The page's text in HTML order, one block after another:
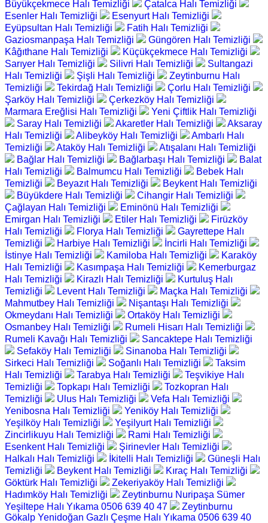
Büyükçekmece Halı Temizliği
Çatalca Halı Temizliği
Esenler Halı Temizliği
Esenyurt Halı Temizliği
Eyüpsultan Halı Temizliği
Fatih Halı Temizliği
Gaziosmanpaşa Halı Temizliği
Güngören Halı Temizliği
Kâğıthane Halı Temizliği
Küçükçekmece Halı Temizliği
Sarıyer Halı Temizliği
Silivri Halı Temizliği
Sultangazi
Halı Temizliği
Şişli Halı Temizliği
Zeytinburnu Halı
Temizliği
Tekirdağ Halı Temizliği
Çorlu Halı Temizliği
Şarköy Halı Temizliği
Çerkezköy Halı Temizliği
Marmara Ereğlisi Halı Temizliği
Yeni Çiftlik Halı Temizliği
Saray Halı Temizliği
Akaretler Halı Temizliği
Aksaray
Halı Temizliği
Alibeyköy Halı Temizliği
Ambarlı Halı
Temizliği
Ataköy Halı Temizliği
Atışalanı Halı Temizliği
Bağlar Halı Temizliği
Bağlarbaşı Halı Temizliği
Balat
Halı Temizliği
Balmumcu Halı Temizliği
Bebek Halı
Temizliği
Beyazıt Halı Temizliği
Beykent Halı Temizliği
Büyükdere Halı Temizliği
Cihangir Halı Temizliği
Çağlayan Halı Temizliği
Eminönü Halı Temizliği
Emirgan Halı Temizliği
Etiler Halı Temizliği
Firüzköy
Halı Temizliği
Florya Halı Temizliği
Gayrettepe Halı
Temizliği
Harbiye Halı Temizliği
İncirli Halı Temizliği
İstinye Halı Temizliği
Kamiloba Halı Temizliği
Karaköy
Halı Temizliği
Kasımpaşa Halı Temizliği
Kemerburgaz
Halı Temizliği
Kirazlı Halı Temizliği
Kurtuluş Halı
Temizliği
Levent Halı Temizliği
Maçka Halı Temizliği
Mahmutbey Halı Temizliği
Nişantaşı Halı Temizliği
Okmeydanı Halı Temizliği
Ortaköy Halı Temizliği
Osmanbey Halı Temizliği
Rumeli Hisarı Halı Temizliği
Rumeli Kavağı Halı Temizliği
Sancaktepe Halı Temizliği
Sefaköy Halı Temizliği
Sinanoba Halı Temizliği
Sirkeci Halı Temizliği
Soğanlı Halı Temizliği
Taksim
Halı Temizliği
Tarabya Halı Temizliği
Teşvikiye Halı
Temizliği
Topkapı Halı Temizliği
Tozkopran Halı
Temizliği
Ulus Halı Temizliği
Vefa Halı Temizliği
Yenibosna Halı Temizliği
Yeniköy Halı Temizliği
Yeşilköy Halı Temizliği
Yeşilyurt Halı Temizliği
Zincirlikuyu Halı Temizliği
Rami Halı Temizliği
Esenkent Halı Temizliği
Şirinevler Halı Temizliği
Halkalı Halı Temizliği
İkitelli Halı Temizliği
Güneşli Halı
Temizliği
Beykent Halı Temizliği
Kıraç Halı Temizliği
Göktürk Halı Temizliği
Zekeriyaköy Halı Temizliği
Hadımköy Halı Temizliği
Zeytinburnu Nuripaşa Sümer
Yeşiltepe Halı Yıkama 0506 639 40 47
Zeytinburnu
Gökalp Yenidoğan Gazlı Çeşme Halı Yıkama 0506 639 40